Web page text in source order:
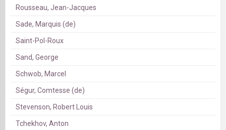
Rousseau, Jean-Jacques
Sade, Marquis (de)
Saint-Pol-Roux
Sand, George
Schwob, Marcel
Ségur, Comtesse (de)
Stevenson, Robert Louis
Tchekhov, Anton